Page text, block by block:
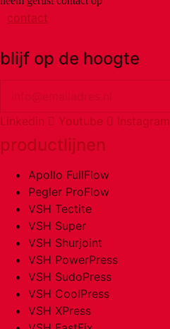
contact
blijf op de hoogte
Linkedin Youtube Instagram
productlijnen
Apollo FullFlow
Pegler ProFlow
VSH Tectite
VSH Super
VSH Shurjoint
VSH PowerPress
VSH SudoPress
VSH CoolPress
VSH XPress